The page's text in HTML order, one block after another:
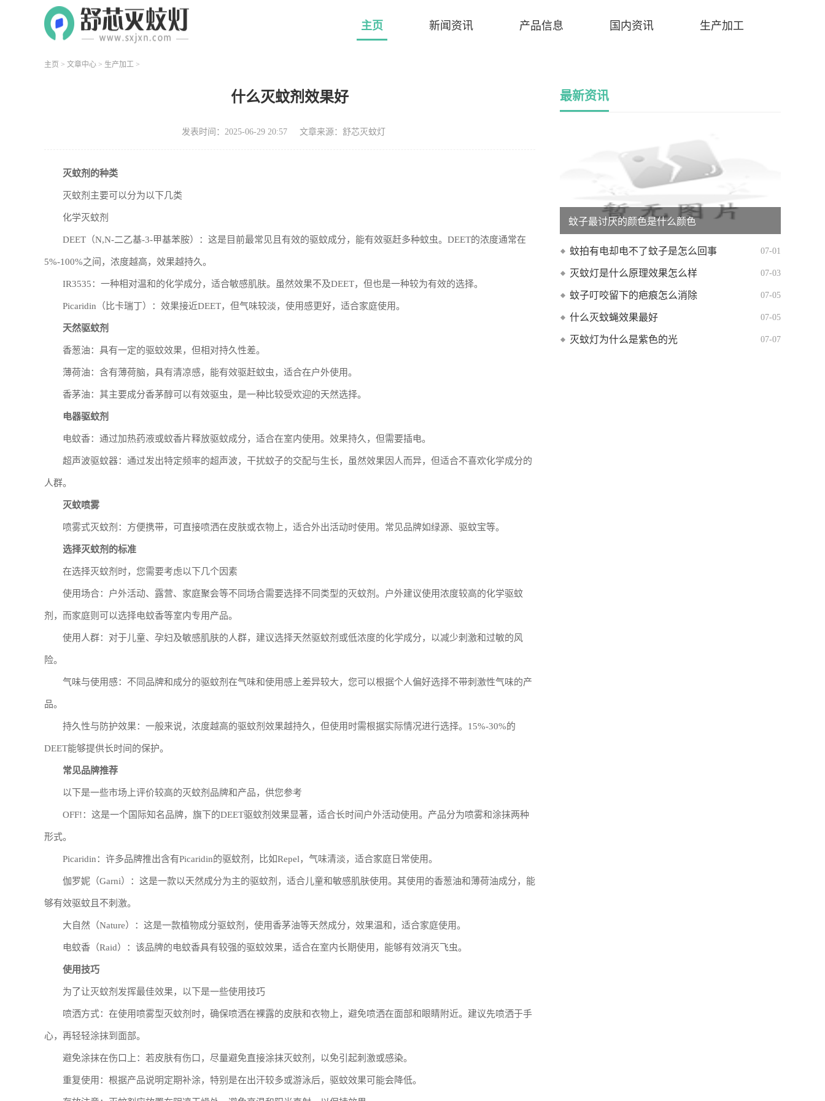
主页 新闻资讯 产品信息 国内资讯 生产加工
主页 > 文章中心 > 生产加工 >
什么灭蚊剂效果好
发表时间：2025-06-29 20:57 文章来源：舒芯灭蚊灯
灭蚊剂的种类
灭蚊剂主要可以分为以下几类
化学灭蚊剂
DEET（N,N-二乙基-3-甲基苯胺）：这是目前最常见且有效的驱蚊成分，能有效驱赶多种蚊虫。DEET的浓度通常在
5%-100%之间，浓度越高，效果越持久。
IR3535：一种相对温和的化学成分，适合敏感肌肤。虽然效果不及DEET，但也是一种较为有效的选择。
Picaridin（比卡瑞丁）：效果接近DEET，但气味较淡，使用感更好，适合家庭使用。
天然驱蚊剂
香葱油：具有一定的驱蚊效果，但相对持久性差。
薄荷油：含有薄荷脑，具有清凉感，能有效驱赶蚊虫，适合在户外使用。
香茅油：其主要成分香茅醇可以有效驱虫，是一种比较受欢迎的天然选择。
电器驱蚊剂
电蚊香：通过加热药液或蚊香片释放驱蚊成分，适合在室内使用。效果持久，但需要插电。
超声波驱蚊器：通过发出特定频率的超声波，干扰蚊子的交配与生长，虽然效果因人而异，但适合不喜欢化学成分的
人群。
灭蚊喷雾
喷雾式灭蚊剂：方便携带，可直接喷洒在皮肤或衣物上，适合外出活动时使用。常见品牌如绿源、驱蚊宝等。
选择灭蚊剂的标准
在选择灭蚊剂时，您需要考虑以下几个因素
使用场合：户外活动、露营、家庭聚会等不同场合需要选择不同类型的灭蚊剂。户外建议使用浓度较高的化学驱蚊
剂，而家庭则可以选择电蚊香等室内专用产品。
使用人群：对于儿童、孕妇及敏感肌肤的人群，建议选择天然驱蚊剂或低浓度的化学成分，以减少刺激和过敏的风
险。
气味与使用感：不同品牌和成分的驱蚊剂在气味和使用感上差异较大，您可以根据个人偏好选择不带刺激性气味的产
品。
持久性与防护效果：一般来说，浓度越高的驱蚊剂效果越持久，但使用时需根据实际情况进行选择。15%-30%的
DEET能够提供长时间的保护。
常见品牌推荐
以下是一些市场上评价较高的灭蚊剂品牌和产品，供您参考
OFF!：这是一个国际知名品牌，旗下的DEET驱蚊剂效果显著，适合长时间户外活动使用。产品分为喷雾和涂抹两种
形式。
Picaridin：许多品牌推出含有Picaridin的驱蚊剂，比如Repel，气味清淡，适合家庭日常使用。
伽罗妮（Garni）：这是一款以天然成分为主的驱蚊剂，适合儿童和敏感肌肤使用。其使用的香葱油和薄荷油成分，能
够有效驱蚊且不刺激。
大自然（Nature）：这是一款植物成分驱蚊剂，使用香茅油等天然成分，效果温和，适合家庭使用。
电蚊香（Raid）：该品牌的电蚊香具有较强的驱蚊效果，适合在室内长期使用，能够有效消灭飞虫。
使用技巧
为了让灭蚊剂发挥最佳效果，以下是一些使用技巧
喷洒方式：在使用喷雾型灭蚊剂时，确保喷洒在裸露的皮肤和衣物上，避免喷洒在面部和眼睛附近。建议先喷洒于手
心，再轻轻涂抹到面部。
避免涂抹在伤口上：若皮肤有伤口，尽量避免直接涂抹灭蚊剂，以免引起刺激或感染。
重复使用：根据产品说明定期补涂，特别是在出汗较多或游泳后，驱蚊效果可能会降低。
最新资讯
蚊子最讨厌的颜色是什么颜色
蚊拍有电却电不了蚊子是怎么回事 07-01
灭蚊灯是什么原理效果怎么样 07-03
蚊子叮咬留下的疤痕怎么消除 07-05
什么灭蚊蝇效果最好 07-05
灭蚊灯为什么是紫色的光 07-07